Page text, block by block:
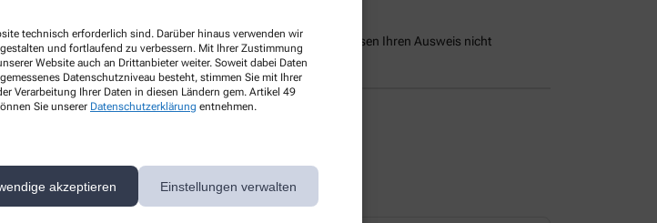
technisch erforderlich sind. Darüber hinaus verwenden wir
und fortlaufend zu verbessern. Mit Ihrer Zustimmung
Website auch an Drittanbieter weiter. Soweit dabei Daten
Datenschutzniveau besteht, stimmen Sie mit Ihrer
Verarbeitung Ihrer Daten in diesen Ländern gem. Artikel 49
Sie unserer Datenschutzerklärung entnehmen.
akzeptieren Einstellungen verwalten
Zuzahlung haben, können wir diese Info speichern und Sie müssen Ihren Ausweis nicht
Apotheke abholen.